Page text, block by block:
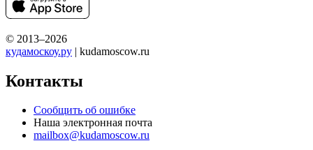
© 2013–2026
кудамоскоу.ру | kudamoscow.ru
Контакты
Сообщить об ошибке
Наша электронная почта
mailbox@kudamoscow.ru